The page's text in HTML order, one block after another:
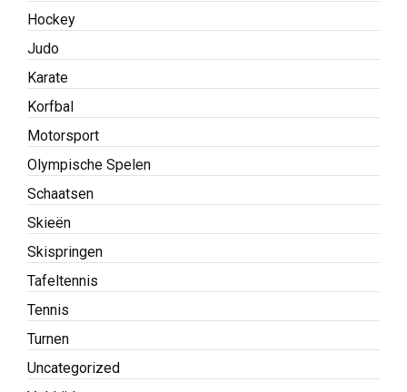
Hockey
Judo
Karate
Korfbal
Motorsport
Olympische Spelen
Schaatsen
Skieën
Skispringen
Tafeltennis
Tennis
Turnen
Uncategorized